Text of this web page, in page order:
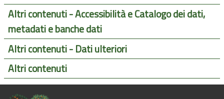
Altri contenuti - Accessibilità e Catalogo dei dati,
metadati e banche dati
Altri contenuti - Dati ulteriori
Altri contenuti